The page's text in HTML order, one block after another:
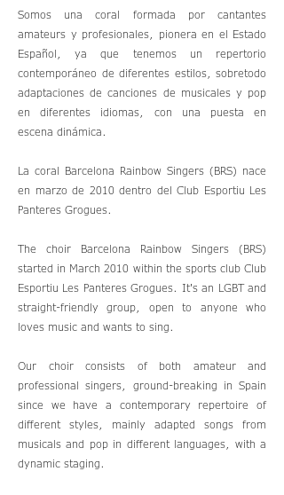
Somos una coral formada por cantantes
amateurs y profesionales, pionera en el Estado
Español, ya que tenemos un repertorio
contemporáneo de diferentes estilos, sobretodo
adaptaciones de canciones de musicales y pop
en diferentes idiomas, con una puesta en
escena dinámica.
La coral Barcelona Rainbow Singers (BRS) nace
en marzo de 2010 dentro del Club Esportiu Les
Panteres Grogues.
The choir Barcelona Rainbow Singers (BRS)
started in March 2010 within the sports club Club
Esportiu Les Panteres Grogues. It's an LGBT and
straight-friendly group, open to anyone who
loves music and wants to sing.
Our choir consists of both amateur and
professional singers, ground-breaking in Spain
since we have a contemporary repertoire of
different styles, mainly adapted songs from
musicals and pop in different languages, with a
dynamic staging.